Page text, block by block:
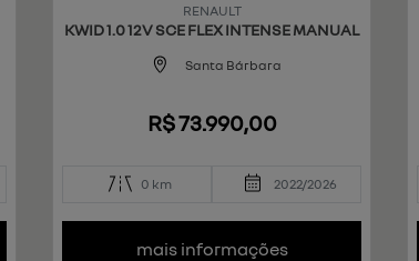
ilh
RENAULT
KWID 1.0 12V SCE FLEX INTENSE MANUAL
Santa Bárbara
R$ 73.990,00
0 km 2022/2026
mais informações